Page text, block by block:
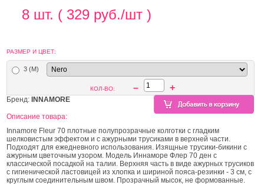
8 шт. ( 329 руб./шт )
РАЗМЕР И ЦВЕТ:
3 (M)
КОЛ-ВО: – +
Бренд: INNAMORE
Описание товара:
Innamore Fleur 70 плотные полупрозрачные колготки с гладким
шелковистым эффектом и с ажурными трусиками в верхней части.
Подходят для ежедневного использования. Изящные трусики-бикини с
ажурным цветочным узором. Модель Иннаморе Флер 70 ден с
классической посадкой на талии. Верхняя часть в виде ажурных трусиков
с гигиенической ластовицей из хлопка и шириной пояса-резинки - 3 см, с
круглым соединительным швом. Прозрачный мысок, не формованные.